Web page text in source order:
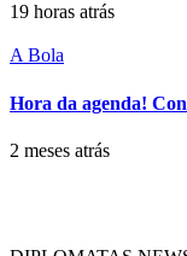
19 horas atrás
A Bola
Hora da agenda!
2 meses atrás